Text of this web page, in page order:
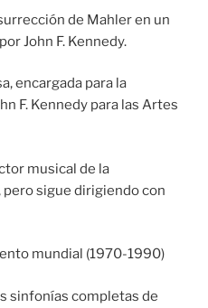
de Mahler en un
John F. Kennedy.
encargada para la
F. Kennedy para las Artes
musical de la
pero sigue dirigiendo con
mundial (1970-1990)
sinfonías completas de